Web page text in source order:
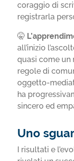
coraggio di
registrarla
🤫
all’inizio
quasi come un
regole di
oggetto-
ha
sincero ed
Uno
I risultati e